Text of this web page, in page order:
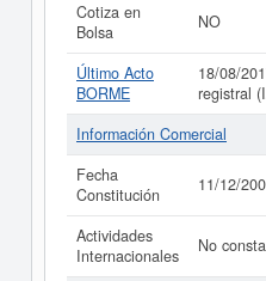
Cotiza en
Bolsa
NO
Último Acto
BORME
18/08/
registral
Información Comercial
Fecha
Constitución
11/12/
Actividades
Internacionales
No